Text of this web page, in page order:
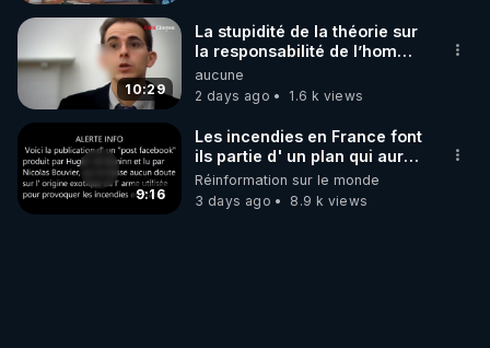
10:29
La stupidité de la théorie sur
la responsabilité de l’homme
concernant le dioxyde de
carbone.
aucune
2 days ago
1.6 k views
9:16
Les incendies en France font
ils partie d' un plan qui aurait
débuté le 11 septembre 2001
?
Réinformation sur le monde
3 days ago
8.9 k views